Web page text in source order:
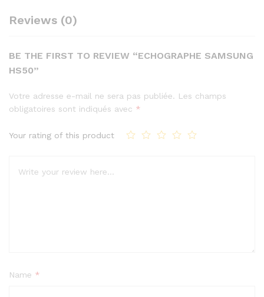
Reviews (0)
BE THE FIRST TO REVIEW “ECHOGRAPHE SAMSUNG
HS50”
Votre adresse e-mail ne sera pas publiée. Les champs
obligatoires sont indiqués avec *
Your rating of this product
Name *